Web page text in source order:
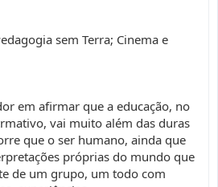
sem Terra; Cinema e
em afirmar que a educação, no
vai muito além das duras
que o ser humano, ainda que
próprias do mundo que
de um grupo, um todo com